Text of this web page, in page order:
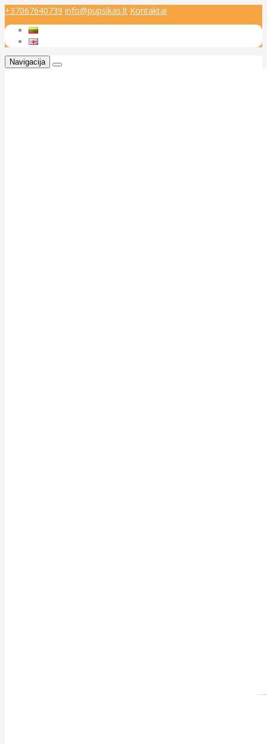
+37067640739 info@pupsikas.lt Kontaktai
Navigacija